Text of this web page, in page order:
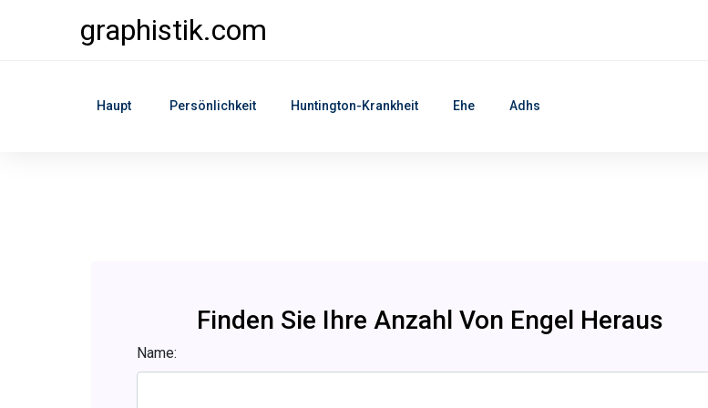
graphistik.com
Haupt Persönlichkeit Huntington-Krankheit Ehe Adhs
Finden Sie Ihre Anzahl Von Engel Heraus
Name: